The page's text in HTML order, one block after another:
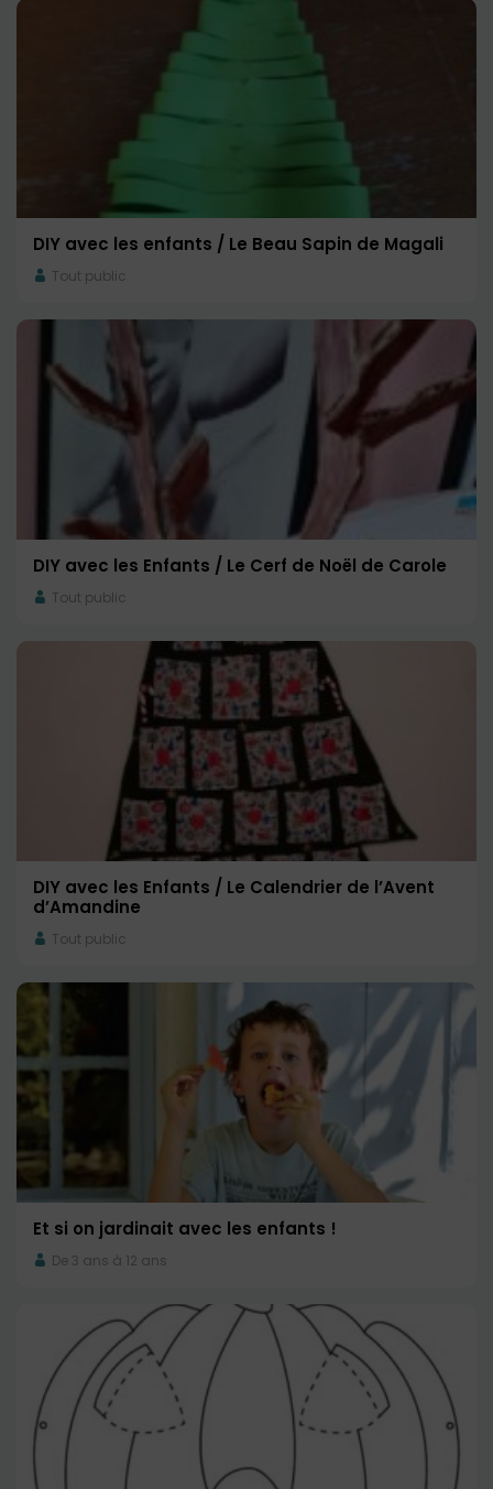
DIY avec les enfants / Le Beau Sapin de Magali
Tout public
DIY avec les Enfants / Le Cerf de Noël de Carole
Tout public
DIY avec les Enfants / Le Calendrier de l’Avent
d’Amandine
Tout public
Et si on jardinait avec les enfants !
De 3 ans à 12 ans